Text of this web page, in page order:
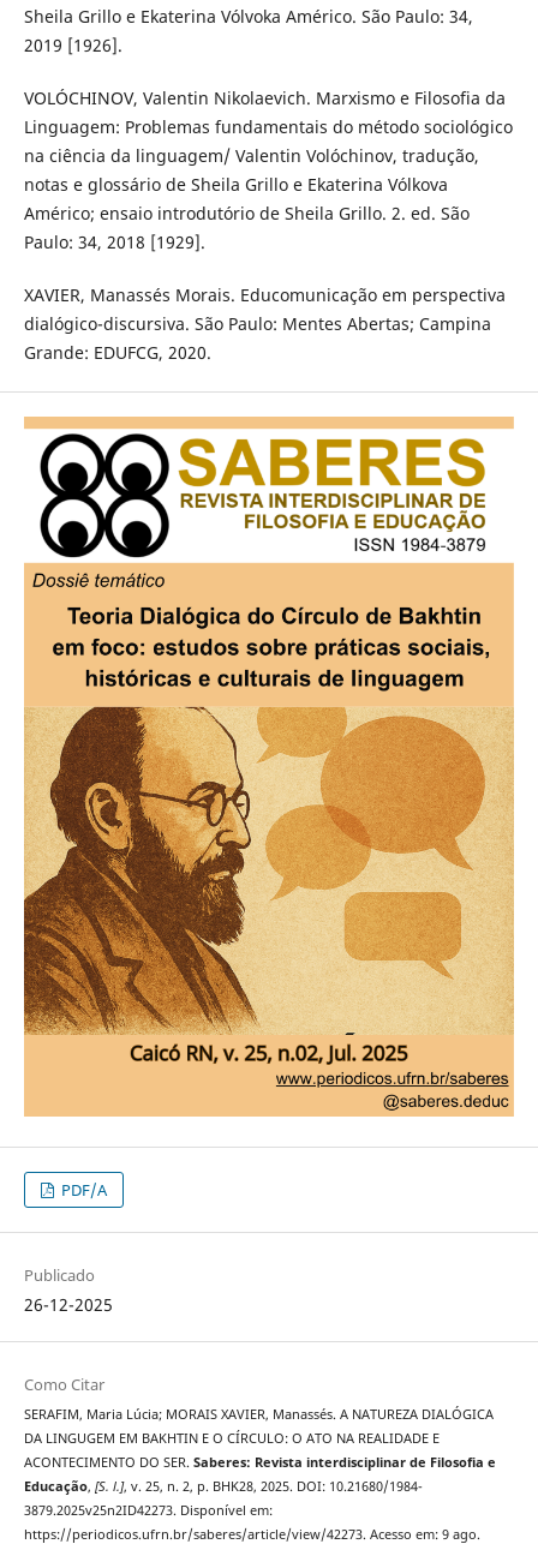
Sheila Grillo e Ekaterina Vólvoka Américo. São Paulo: 34,
2019 [1926].
VOLÓCHINOV, Valentin Nikolaevich. Marxismo e Filosofia da
Linguagem: Problemas fundamentais do método sociológico
na ciência da linguagem/ Valentin Volóchinov, tradução,
notas e glossário de Sheila Grillo e Ekaterina Vólkova
Américo; ensaio introdutório de Sheila Grillo. 2. ed. São
Paulo: 34, 2018 [1929].
XAVIER, Manassés Morais. Educomunicação em perspectiva
dialógico-discursiva. São Paulo: Mentes Abertas; Campina
Grande: EDUFCG, 2020.
PDF/A
Publicado
26-12-2025
Como Citar
SERAFIM, Maria Lúcia; MORAIS XAVIER, Manassés. A NATUREZA DIALÓGICA
DA LINGUGEM EM BAKHTIN E O CÍRCULO: O ATO NA REALIDADE E
ACONTECIMENTO DO SER. Saberes: Revista interdisciplinar de Filosofia e
Educação, [S. l.], v. 25, n. 2, p. BHK28, 2025. DOI: 10.21680/1984-
3879.2025v25n2ID42273. Disponível em:
https://periodicos.ufrn.br/saberes/article/view/42273. Acesso em: 9 ago.